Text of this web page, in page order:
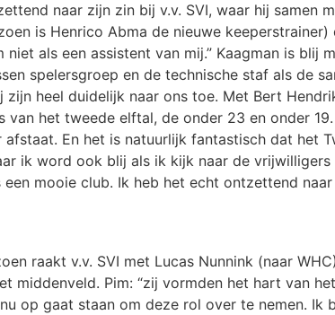
naar zijn zin bij v.v. SVI, waar hij samen
is Henrico Abma de nieuwe
niet als een assistent van mij.” Kaagman is
spelersgroep en de technische staf als de
zijn heel duidelijk naar ons toe. Met Bert
van het tweede elftal, de onder 23 en onder
afstaat. En het is natuurlijk fantastisch dat het
ik word ook blij als ik kijk naar de
mooie club. Ik heb het echt ontzettend
raakt v.v. SVI met Lucas Nunnink (naar
middenveld. Pim: “zij vormden het hart van
op gaat staan om deze rol over te nemen. Ik